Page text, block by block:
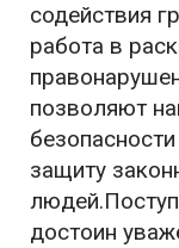
содействия
работа в
позволяют
защиту
достоин